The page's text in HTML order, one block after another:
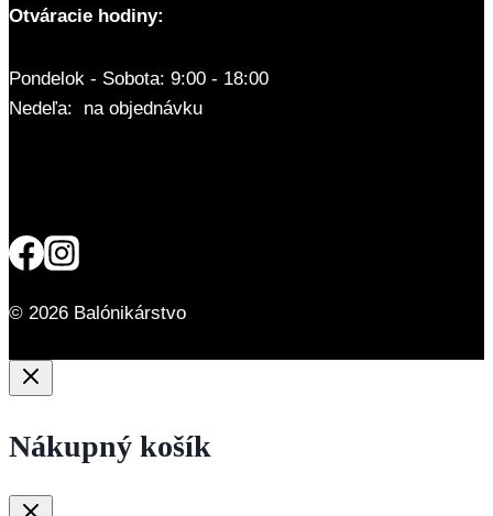
Otváracie hodiny:
Pondelok - Sobota: 9:00 - 18:00
Nedeľa: na objednávku
© 2026 Balónikárstvo
Nákupný košík